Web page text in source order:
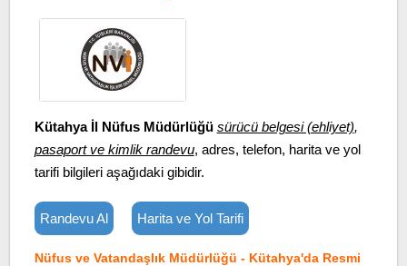
Kütahya İl Nüfus Müdürlüğü sürücü belgesi (ehliyet),
pasaport ve kimlik randevu, adres, telefon, harita ve yol
tarifi bilgileri aşağıdaki gibidir.
Randevu Al Harita ve Yol Tarifi
Nüfus ve Vatandaşlık Müdürlüğü - Kütahya'da Resmi